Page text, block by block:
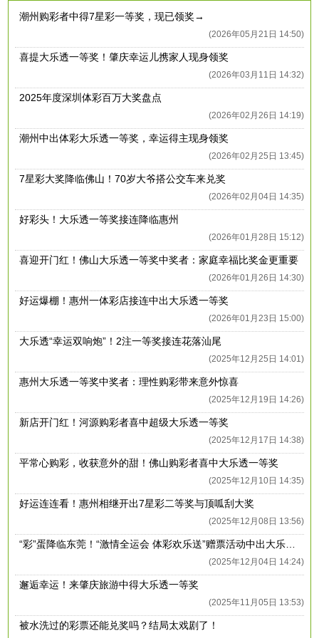
(2026年05月21日 14:50)
潮州购彩者中得7星彩一等奖，现已领奖→
(2026年03月11日 14:32)
喜提大乐透一等奖！肇庆幸运儿携家人现身领奖
(2026年02月26日 14:19)
2025年度深圳体彩百万大奖盘点
(2026年02月25日 13:45)
潮州中出体彩大乐透一等奖，幸运得主现身领奖
(2026年02月04日 14:35)
7星彩大奖降临佛山！70岁大爷搭公交车来兑奖
(2026年01月28日 15:12)
好彩头！大乐透一等奖接连降临惠州
(2026年01月26日 14:30)
喜迎开门红！佛山大乐透一等奖中奖者：家庭幸福比奖金更重要
(2026年01月23日 15:00)
好运爆棚！惠州一体彩店接连中出大乐透一等奖
(2025年12月25日 14:01)
大乐透“幸运双响炮”！2注一等奖接连花落汕尾
(2025年12月19日 14:26)
惠州大乐透一等奖中奖者：理性购彩带来意外惊喜
(2025年12月17日 14:38)
新店开门红！河源购彩者喜中超级大乐透一等奖
(2025年12月10日 14:35)
平常心购彩，收获意外的甜！佛山购彩者喜中大乐透一等奖
(2025年12月08日 13:56)
好运连连看！惠州相继开出7星彩二等奖与顶呱刮大奖
(2025年12月04日 14:24)
(2025年11月05日 13:53)
邂逅幸运！来肇庆旅游中得大乐透一等奖
被水洗过的彩票还能兑奖吗？结局太戏剧了！